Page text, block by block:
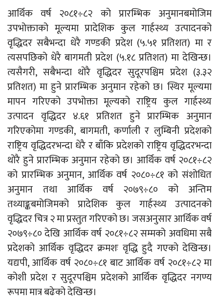
आर्थिक वर्ष २०८१÷८२ को प्रारम्भिक अनुमानबमोजिम
उपभोक्ताको मूल्यमा प्रादेशिक कुल गार्हस्थ्य उत्पादनको
वृद्धिदर सबैभन्दा धेरै गण्डकी प्रदेश (५.५१ प्रतिशत) मा र
त्यसपछिको धेरै बागमती प्रदेश (५.१८ प्रतिशत) मा देखिन्छ।
त्यसैगरी, सबैभन्दा थोरै वृद्धिदर सुदूरपश्चिम प्रदेश (३.३२
प्रतिशत) मा हुने प्रारम्भिक अनुमान रहेको छ। स्थिर मूल्यमा
मापन गरिएको उपभोक्ता मूल्यको राष्ट्रिय कुल गार्हस्थ्य
उत्पादन वृद्धिदर ४.६१ प्रतिशत हुने प्रारम्भिक अनुमान
गरिएकोमा गण्डकी, बागमती, कर्णाली र लुम्बिनी प्रदेशको
राष्ट्रिय वृद्धिदरभन्दा धेरै र बाँकि प्रदेशको राष्ट्रिय वृद्धिदरभन्दा
थोरै हुने प्रारम्भिक अनुमान रहेको छ। आर्थिक वर्ष २०८१÷८२
को प्रारम्भिक अनुमान, आर्थिक वर्ष २०८०÷८१ को संशोधित
अनुमान तथा आर्थिक वर्ष २०७९÷८० को अन्तिम
तथ्याङ्कबमोजिमको प्रादेशिक कुल गार्हस्थ्य उत्पादनको
वृद्धिदर चित्र २ मा प्रस्तुत गरिएको छ। जसअनुसार आर्थिक वर्ष
२०७९÷८० देखि आर्थिक वर्ष २०८१÷८२ सम्मको अवधिमा सबै
प्रदेशको आर्थिक वृद्धिदर क्रमशः वृद्धि हुदै गएको देखिन्छ।
यद्यपी, आर्थिक वर्ष २०८०÷८१ बाट आर्थिक वर्ष २०८१÷८२ मा
कोशी प्रदेश र सुदूरपश्चिम प्रदेशको आर्थिक वृद्धिदर नगण्य
रूपमा मात्र बढेको देखिन्छ।